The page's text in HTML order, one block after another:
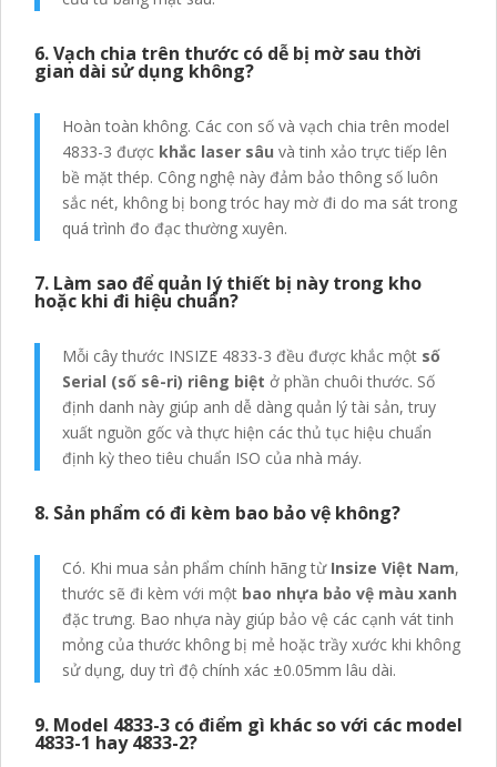
6. Vạch chia trên thước có dễ bị mờ sau thời
gian dài sử dụng không?
Hoàn toàn không. Các con số và vạch chia trên model
4833-3 được khắc laser sâu và tinh xảo trực tiếp lên
bề mặt thép. Công nghệ này đảm bảo thông số luôn
sắc nét, không bị bong tróc hay mờ đi do ma sát trong
quá trình đo đạc thường xuyên.
7. Làm sao để quản lý thiết bị này trong kho
hoặc khi đi hiệu chuẩn?
Mỗi cây thước INSIZE 4833-3 đều được khắc một số
Serial (số sê-ri) riêng biệt ở phần chuôi thước. Số
định danh này giúp anh dễ dàng quản lý tài sản, truy
xuất nguồn gốc và thực hiện các thủ tục hiệu chuẩn
định kỳ theo tiêu chuẩn ISO của nhà máy.
8. Sản phẩm có đi kèm bao bảo vệ không?
Có. Khi mua sản phẩm chính hãng từ Insize Việt Nam,
thước sẽ đi kèm với một bao nhựa bảo vệ màu xanh
đặc trưng. Bao nhựa này giúp bảo vệ các cạnh vát tinh
mỏng của thước không bị mẻ hoặc trầy xước khi không
sử dụng, duy trì độ chính xác ±0.05mm lâu dài.
9. Model 4833-3 có điểm gì khác so với các model
4833-1 hay 4833-2?